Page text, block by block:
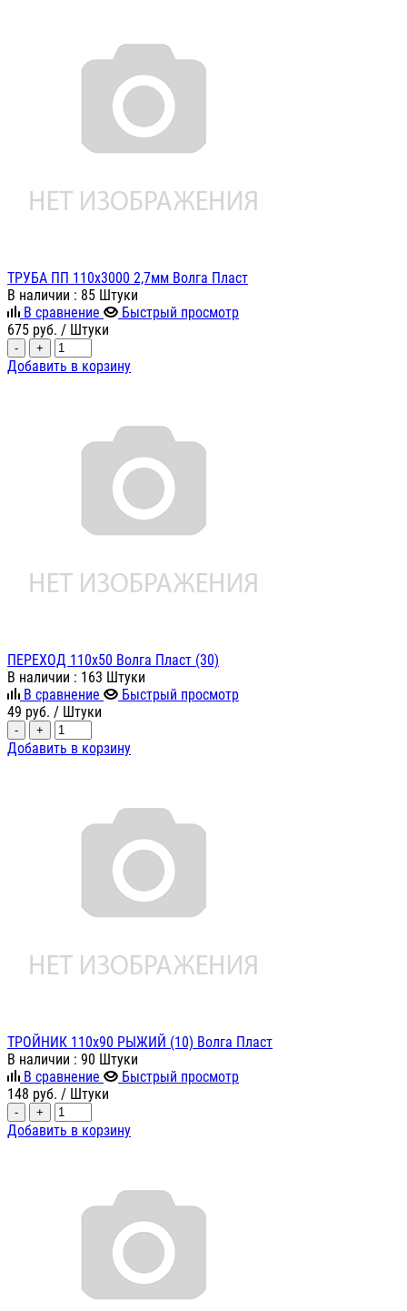
ТРУБА ПП 110х3000 2,7мм Волга Пласт
В наличии : 85 Штуки
В сравнение
Быстрый просмотр
675 руб. / Штуки
- +
Добавить в корзину
ПЕРЕХОД 110х50 Волга Пласт (30)
В наличии : 163 Штуки
В сравнение
Быстрый просмотр
49 руб. / Штуки
- +
Добавить в корзину
ТРОЙНИК 110х90 РЫЖИЙ (10) Волга Пласт
В наличии : 90 Штуки
В сравнение
Быстрый просмотр
148 руб. / Штуки
- +
Добавить в корзину